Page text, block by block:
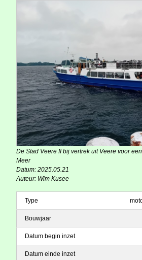
De Stad Veere II bij vertrek uit Veere voor
Meer
Datum: 2025.05.21
Auteur: Wim Kusee
Type
Bouwjaar
Datum begin inzet
Datum einde inzet